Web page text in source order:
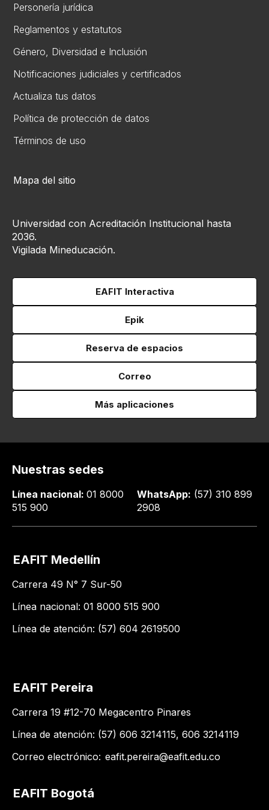
Personería jurídica
Reglamentos y estatutos
Gén​ero, Diversidad ​e Inclusión
Notificaciones judiciales y certificados
Actualiza tus datos
Política de protección de datos
Términos de uso
Mapa del sitio
Universidad con Acreditación Institucional hasta
2036.
Vigilada Mineducación.
EAFIT Interactiva
Epik
Reserva de espacios
Correo
Más aplicaciones
Nuestras sedes
Línea nacional: 01 8000
515 900
WhatsApp: (57) 310 899
2908
EAFIT Medellín
Carrera 49 N° 7 Sur-50
Línea nacional: 01 8000 515 900
Línea de atención: (57) 604 2619500
EAFIT Pereira
Carrera 19 #12-70 Megacentro Pinares
Línea de atención: (57) 606 3214115, 606 3214119
Correo electrónico: eafit.pereira@eafit.edu.co
EAFIT Bogotá